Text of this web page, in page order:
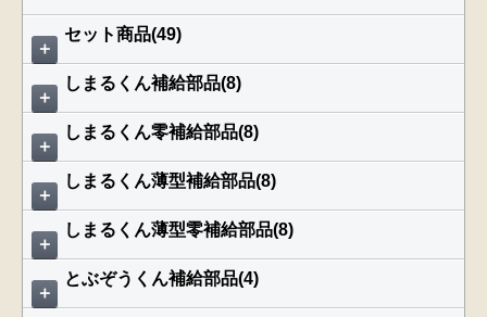
＋
セット商品(49)
＋
しまるくん補給部品(8)
＋
しまるくん零補給部品(8)
＋
しまるくん薄型補給部品(8)
＋
しまるくん薄型零補給部品(8)
＋
とぶぞうくん補給部品(4)